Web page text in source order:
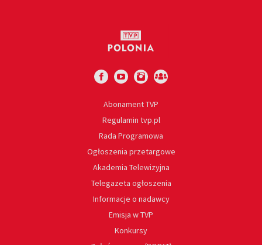
Abonament TVP
Regulamin tvp.pl
Rada Programowa
Ogłoszenia przetargowe
Akademia Telewizyjna
Telegazeta ogłoszenia
Informacje o nadawcy
Emisja w TVP
Konkursy